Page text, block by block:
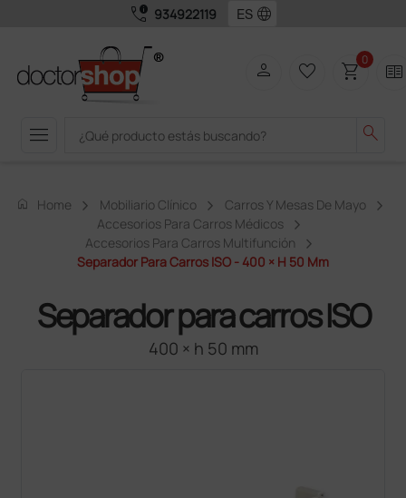
call_quality 934922119 language
menu search
person favorite_border shopping_cart0 two_pager
home Home Mobiliario Clínico
Carros Y Mesas De Mayo
Accesorios Para Carros Médicos
Accesorios Para Carros Multifunción
Separador Para Carros ISO - 400 × H 50 Mm
Separador para carros ISO
400 × h 50 mm